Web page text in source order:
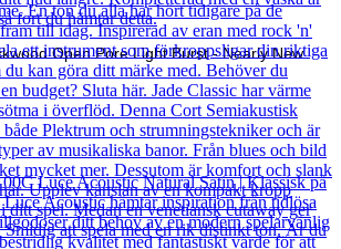
Open Pore Light Burst - Nearly New